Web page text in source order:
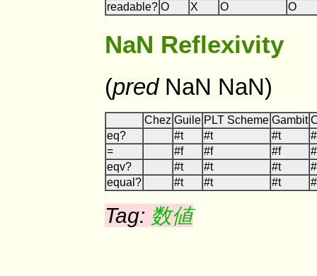
readable? O X O O
NaN Reflexivity
(predNaN NaN)
Chez Guile PLT Scheme Gambit
eq?
#t #t #t
=
#f #f #f
eqv?
#t #t #t
equal?
#t #t #t
Tag: 数値